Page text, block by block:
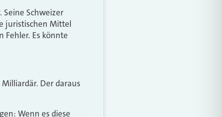
Seine Schweizer
juristischen Mittel
Fehler. Es könnte
Der daraus
Wenn es diese